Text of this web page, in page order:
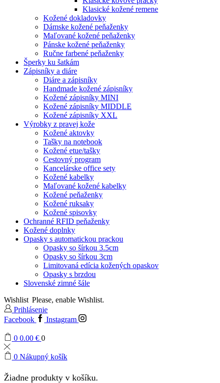
Klasické kožené remene
Kožené dokladovky
Dámske kožené peňaženky
Maľované kožené peňaženky
Pánske kožené peňaženky
Ručne farbené peňaženky
Šperky ku šatkám
Zápisníky a diáre
Diáre a zápisníky
Handmade kožené zápisníky
Kožené zápisníky MINI
Kožené zápisníky MIDDLE
Kožené zápisníky XXL
Výrobky z pravej kože
Kožené aktovky
Tašky na notebook
Kožené etue/tašky
Cestovný program
Kancelárske office sety
Kožené kabelky
Maľované kožené kabelky
Kožené peňaženky
Kožené ruksaky
Kožené spisovky
Ochranné RFID peňaženky
Kožené doplnky
Opasky s automatickou prackou
Opasky so šírkou 3.5cm
Opasky so šírkou 3cm
Limitovaná edícia kožených opaskov
Opasky s brzdou
Slovenské zimné šále
Wishlist Please, enable Wishlist.
Prihlásenie
Facebook
Instagram
0 0.00 € 0
0 Nákupný košík
Žiadne produkty v košíku.